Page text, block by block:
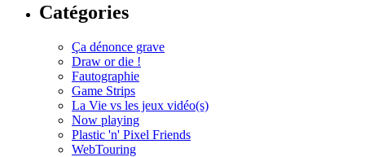
Catégories
Ça dénonce grave
Draw or die !
Fautographie
Game Strips
La Vie vs les jeux vidéo(s)
Now playing
Plastic 'n' Pixel Friends
WebTouring